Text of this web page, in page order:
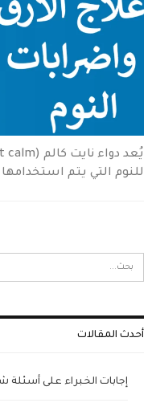
للنوم التي يتم
أحدث المقالات
إجابات الخبراء على أسئلة